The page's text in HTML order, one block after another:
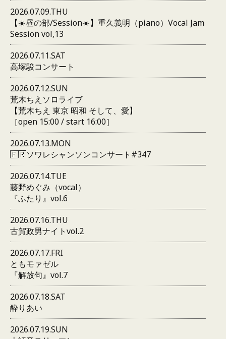
2026.07.09.THU
【☀️昼の部/Session☀️】重久義明（piano）Vocal Jam
Session vol,13
2026.07.11.SAT
高塚駿コンサート
2026.07.12.SUN
荒木ちえソロライブ
【荒木ちえ 東京 昭和 そして、愛】
［open 15:00 / start 16:00］
2026.07.13.MON
🇫🇷ソワレシャンソンコンサート#347
2026.07.14.TUE
藤野めぐみ（vocal）
『ふたり』vol.6
2026.07.16.THU
古賀政男ナイトvol.2
2026.07.17.FRI
ともモァゼル
『解放句』vol.7
2026.07.18.SAT
酔りあい
2026.07.19.SUN